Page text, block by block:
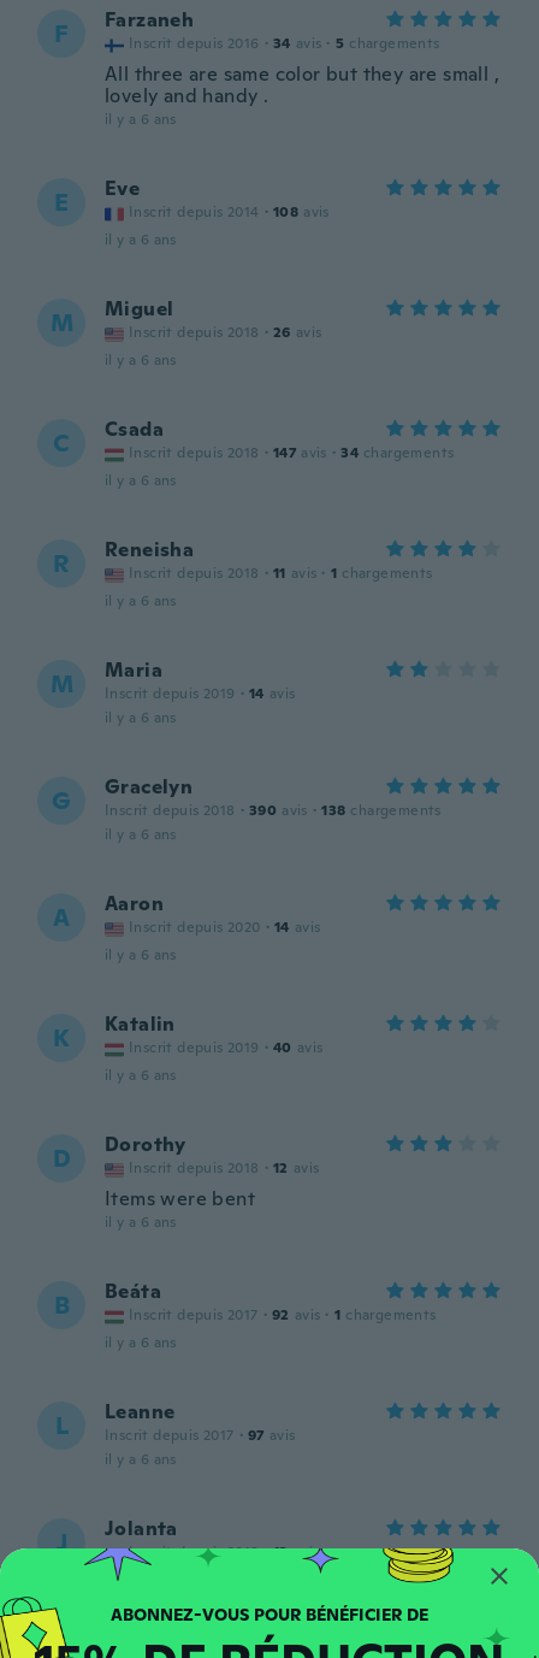
F Farzaneh
Inscrit depuis 2016 · 34 avis · 5 chargements
All three are same color but they are small ,
lovely and handy .
il y a 6 ans
E Eve
Inscrit depuis 2014 · 108 avis
il y a 6 ans
M Miguel
Inscrit depuis 2018 · 26 avis
il y a 6 ans
C Csada
Inscrit depuis 2018 · 147 avis · 34 chargements
il y a 6 ans
R Reneisha
Inscrit depuis 2018 · 11 avis · 1 chargements
il y a 6 ans
M Maria
Inscrit depuis 2019 · 14 avis
il y a 6 ans
G Gracelyn
Inscrit depuis 2018 · 390 avis · 138 chargements
il y a 6 ans
A Aaron
Inscrit depuis 2020 · 14 avis
il y a 6 ans
K Katalin
Inscrit depuis 2019 · 40 avis
il y a 6 ans
D Dorothy
Inscrit depuis 2018 · 12 avis
Items were bent
il y a 6 ans
B Beáta
Inscrit depuis 2017 · 92 avis · 1 chargements
il y a 6 ans
L Leanne
Inscrit depuis 2017 · 97 avis
il y a 6 ans
J Jolanta
Inscrit depuis 2019 · 13 avis
il y a 6 ans
Sylwia